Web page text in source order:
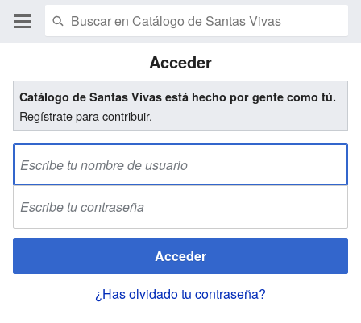
Acceder
Catálogo de Santas Vivas está hecho por gente como tú.
Regístrate para contribuir.
Acceder
¿Has olvidado tu contraseña?